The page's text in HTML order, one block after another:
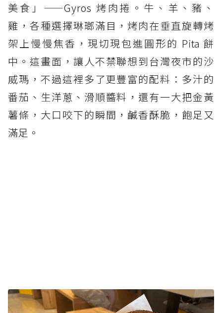
美食」——Gyros 烤肉捲。牛、羊、豬、
雞，各種選擇琳瑯滿目，烤肉在垂直旋轉烤
架上慢慢焦香，現切現包進圓形的 Pita 餅
中。這畫面，讓人不禁聯想到台灣夜市的沙
威瑪，不過這裡多了更豐富的配料：多汁的
番茄、生洋蔥、滑順醬料，還有一大把金黃
薯條，大口咬下的瞬間，鹹香酥脆，飽足又
滿足。